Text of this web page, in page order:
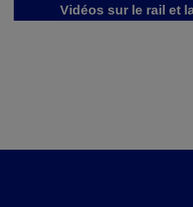
Vidéos sur le rail et